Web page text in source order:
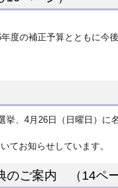
度の補正予算とともに今
、4月26日（日曜日）に
てお知らせしています。
のご案内 （14ペ